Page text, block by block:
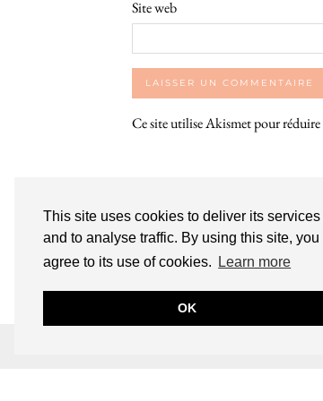
This site uses cookies to deliver its services
and to analyse traffic. By using this site, you
agree to its use of cookies.
Learn more
OK
Site web
Ce site utilise Akismet pour réduire
Bienvenue sur le So Girly Blog !
années. À travers ce blog dédié en
rochelaises pour bruncher, se
endroit. Que vous soyez